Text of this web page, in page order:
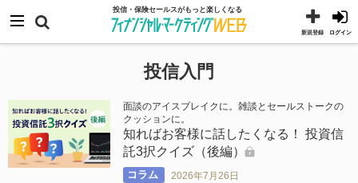
ログイン
新規登録
投信・保険セールスがもっと楽しくなる
投信入門
面談のアイスブレイクに。雑談とセールストークの
クッションに。
知ればお客様に話したくなる！ 投資信
託3択クイズ（後編）
コラム 2026年7月26日